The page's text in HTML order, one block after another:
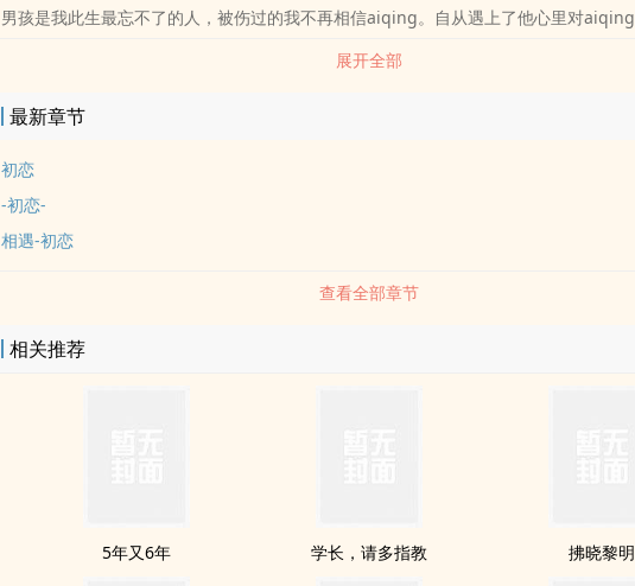
男孩是我此生最忘不了的人，被伤过的我不再相信aiqing。自从遇上了他心里对
地消逝了.他的温柔就像太yang一样的温nuan.第三个男孩是牵着我的手到永远的人，
着我逃离那些忘不了的回忆.一生谈三次恋ai最好。一次懵懂，一次刻骨，一次一生。–
会不定期更新唷#谢谢支持?
展开全部
最新章节
初恋
-初恋-
相遇-初恋
查看全部章节
相关推荐
5年又6年 学长，请多指教 拂晓黎明